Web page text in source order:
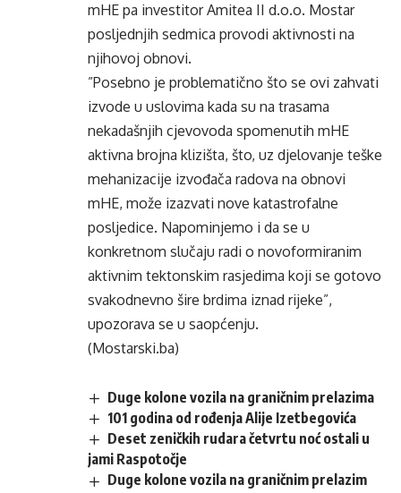
mHE pa investitor Amitea II d.o.o. Mostar
posljednjih sedmica provodi aktivnosti na
njihovoj obnovi.
”Posebno je problematično što se ovi zahvati
izvode u uslovima kada su na trasama
nekadašnjih cjevovoda spomenutih mHE
aktivna brojna klizišta, što, uz djelovanje teške
mehanizacije izvođača radova na obnovi
mHE, može izazvati nove katastrofalne
posljedice. Napominjemo i da se u
konkretnom slučaju radi o novoformiranim
aktivnim tektonskim rasjedima koji se gotovo
svakodnevno šire brdima iznad rijeke”,
upozorava se u saopćenju.
(Mostarski.ba)
Duge kolone vozila na graničnim prelazima
101 godina od rođenja Alije Izetbegovića
Deset zeničkih rudara četvrtu noć ostali u
jami Raspotočje
Duge kolone vozila na graničnim prelazim